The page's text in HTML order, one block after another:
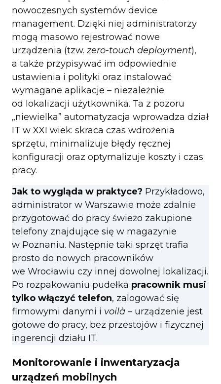
nowoczesnych systemów device
management. Dzięki niej administratorzy
mogą masowo rejestrować nowe
urządzenia (tzw.zero-touch deployment),
a także przypisywać im odpowiednie
ustawienia i polityki oraz instalować
wymagane aplikacje – niezależnie
od lokalizacji użytkownika. Ta z pozoru
„niewielka” automatyzacja wprowadza dział
IT w XXI wiek: skraca czas wdrożenia
sprzętu, minimalizuje błędy ręcznej
konfiguracji oraz optymalizuje koszty i czas
pracy.
Jak to wygląda w praktyce? Przykładowo,
administrator w Warszawie może zdalnie
przygotować do pracy świeżo zakupione
telefony znajdujące się w magazynie
w Poznaniu. Następnie taki sprzęt trafia
prosto do nowych pracowników
we Wrocławiu czy innej dowolnej lokalizacji.
Po rozpakowaniu pudełka pracownik musi
tylko włączyć telefon, zalogować się
firmowymi danymi i voilà – urządzenie jest
gotowe do pracy, bez przestojów i fizycznej
ingerencji działu IT.
Monitorowanie i inwentaryzacja
urządzeń mobilnych